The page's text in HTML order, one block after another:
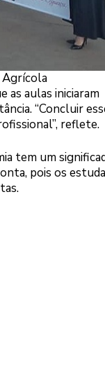
as aulas iniciaram
“Concluir
reflete.
tem um
pois os